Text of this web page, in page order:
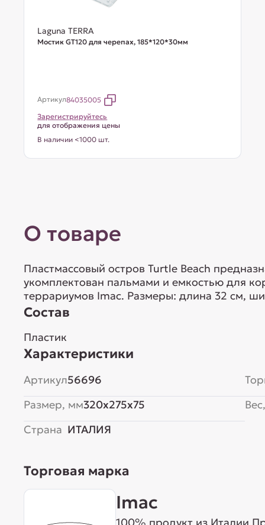
Laguna TERRA
Мостик GT120 для черепах, 185*120*30мм
Артикул84035005
Зарегистрируйтесь
для отображения цены
В наличии <1000 шт.
О товаре
Пластмассовый остров Turtle Beach
укомплектован пальмами и емкостью для
террариумов Imac. Размеры: длина 32 см,
Состав
Пластик
Характеристики
Артикул56696
Размер, мм320x275x75
Страна ИТАЛИЯ
Торговая марка
Imac